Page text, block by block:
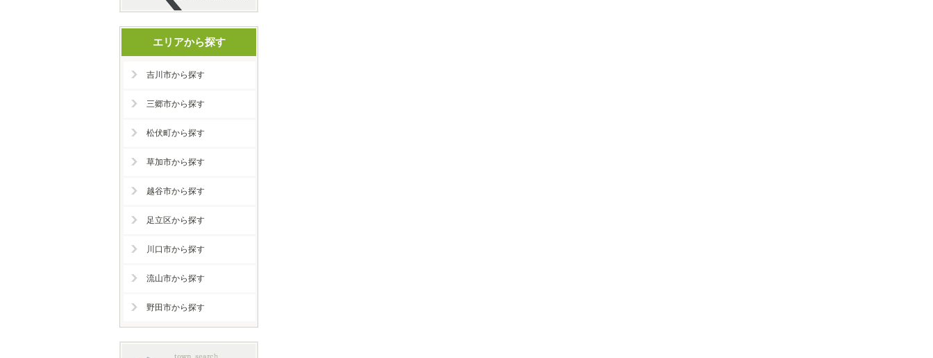
エリアから探す
吉川市から探す
三郷市から探す
松伏町から探す
草加市から探す
越谷市から探す
足立区から探す
川口市から探す
流山市から探す
野田市から探す